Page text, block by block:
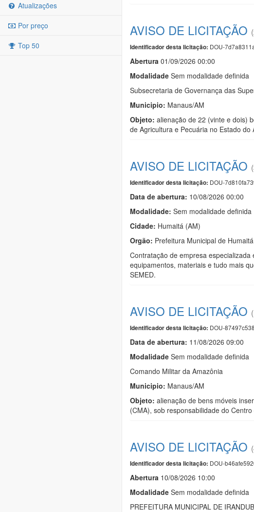
Atualizações
Por preço
Top 50
AVISO DE LICITAÇÃO
Identificador desta licitação: DOU-
Abertura 01/09/2026 00:00
Modalidade Sem modalidade definida
Subsecretaria de Governança das
Municipio: Manaus/AM
Objeto: alienação de 22 (vinte e dois)
de Agricultura e Pecuária no Estado do
AVISO DE LICITAÇÃO
Identificador desta licitação: DOU-
Data de abertura: 10/08/2026 00:00
Modalidade: Sem modalidade definida
Cidade: Humaitá (AM)
Orgão: Prefeitura Municipal de Humaitá
Contratação de empresa
equipamentos, materiais e tudo mais
SEMED.
AVISO DE LICITAÇÃO
Identificador desta licitação: DOU-
Data de abertura: 11/08/2026 09:00
Modalidade Sem modalidade definida
Comando Militar da Amazônia
Municipio: Manaus/AM
Objeto: alienação de bens móveis
(CMA), sob responsabilidade do
AVISO DE LICITAÇÃO
Identificador desta licitação: DOU-
Abertura 10/08/2026 10:00
Modalidade Sem modalidade definida
PREFEITURA MUNICIPAL DE